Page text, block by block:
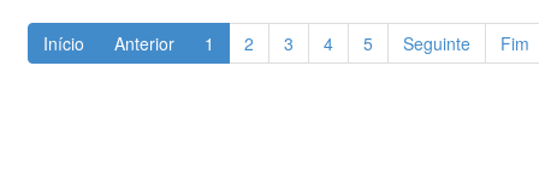
Início Anterior 1 2 3 4 5 Seguinte Fim